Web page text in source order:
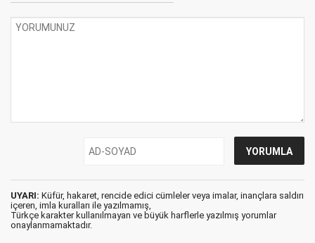
UYARI: Küfür, hakaret, rencide edici cümleler veya imalar, inançlara saldırı
içeren, imla kuralları ile yazılmamış,
Türkçe karakter kullanılmayan ve büyük harflerle yazılmış yorumlar
onaylanmamaktadır.